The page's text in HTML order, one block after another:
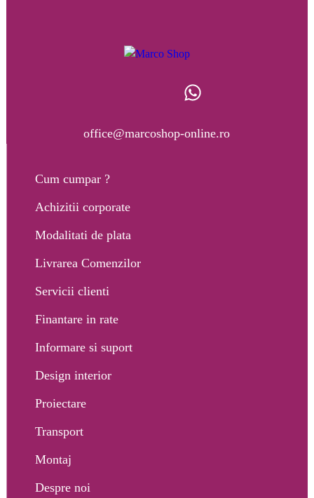
office@marcoshop-online.ro
Cum cumpar ?
Achizitii corporate
Modalitati de plata
Livrarea Comenzilor
Servicii clienti
Finantare in rate
Informare si suport
Design interior
Proiectare
Transport
Montaj
Despre noi